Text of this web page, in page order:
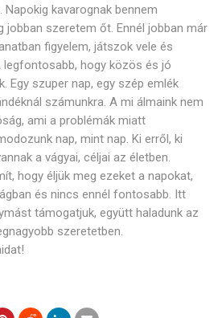
kavarognak bennem
jobban szeretem őt. Ennél jobban már
figyelem, játszok vele és
legfontosabb, hogy közös és jó
Egy szuper nap, egy szép emlék
számunkra. A mi álmaink nem
ami a problémák miatt
nap, mint nap. Ki erről, ki
a vágyai, céljai az életben.
hogy éljük meg ezeket a napokat,
és nincs ennél fontosabb. Itt
támogatjuk, együtt haladunk az
szeretetben.